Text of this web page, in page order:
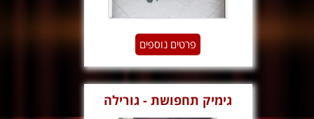
פרטים נוספים
גימיק תחפושת - גורילה